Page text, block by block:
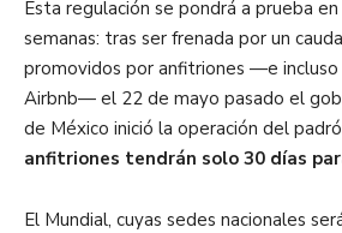
Esta regulación se pondrá a prueba
semanas: tras ser frenada por un
promovidos por anfitriones —e
Airbnb— el 22 de mayo pasado el
de México inició la operación del
anfitriones tendrán solo 30 días
El Mundial, cuyas sedes nacionales